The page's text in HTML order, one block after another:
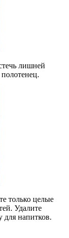
лишней
только целые
Удалите
для напитков.